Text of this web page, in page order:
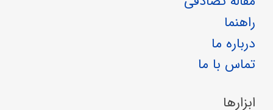
راهنما
درباره ما
تماس با ما
ابزارها